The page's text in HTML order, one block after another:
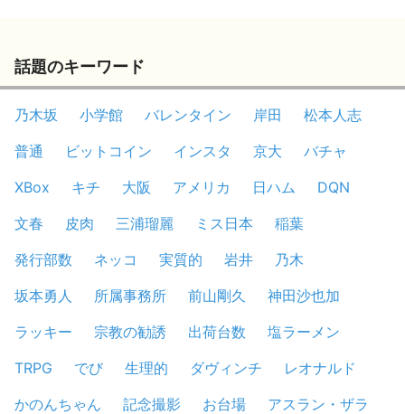
話題のキーワード
乃木坂 小学館 バレンタイン 岸田
松本人志
普通
ビットコイン インスタ 京大
バチャ
XBox
キチ 大阪 アメリカ 日ハム
DQN
文春
皮肉 三浦瑠麗 ミス日本
稲葉
発行部数
ネッコ 実質的 岩井
乃木
坂本勇人
所属事務所 前山剛久
神田沙也加
ラッキー
宗教の勧誘 出荷台数
塩ラーメン
TRPG
でび 生理的 ダヴィンチ
レオナルド
かのんちゃん
記念撮影 お台場
アスラン・ザラ